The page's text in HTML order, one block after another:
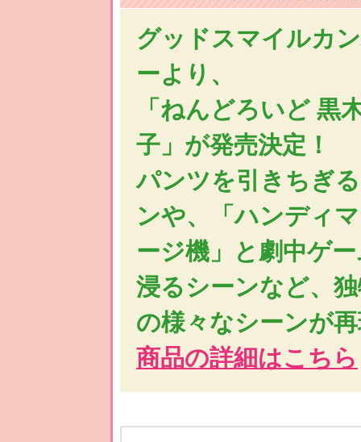
グッドスマイルカ
ーより、
「ねんどろいど 黒
子」が発売決定！
パンツを引きちぎ
ンや、「ハンディ
ージ機」と劇中ゲ
浸るシーンなど、
の様々なシーンが
商品の詳細はこちら